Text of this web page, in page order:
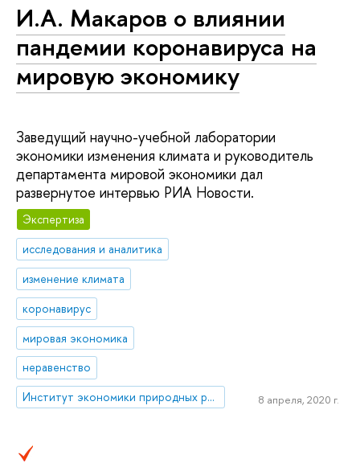
И.А. Макаров о влиянии
пандемии коронавируса на
мировую экономику
Заведущий научно-учебной лаборатории
экономики изменения климата и руководитель
департамента мировой экономики дал
развернутое интервью РИА Новости.
Экспертиза
исследования и аналитика
изменение климата
коронавирус
мировая экономика
неравенство
Институт экономики природных ресурсов и изменения климата
8 апреля, 2020 г.